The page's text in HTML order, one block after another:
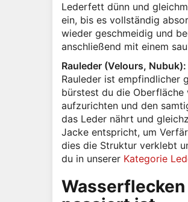
Lederfett dünn und
ein, bis es vollständig
wieder geschmeidig und
anschließend mit einem
Rauleder (Velours, Nubuk):
Rauleder ist empfindlicher
bürstest du die Oberfläche
aufzurichten und den
das Leder nährt und
Jacke entspricht, um
dies die Struktur verklebt
du in unserer Kategorie